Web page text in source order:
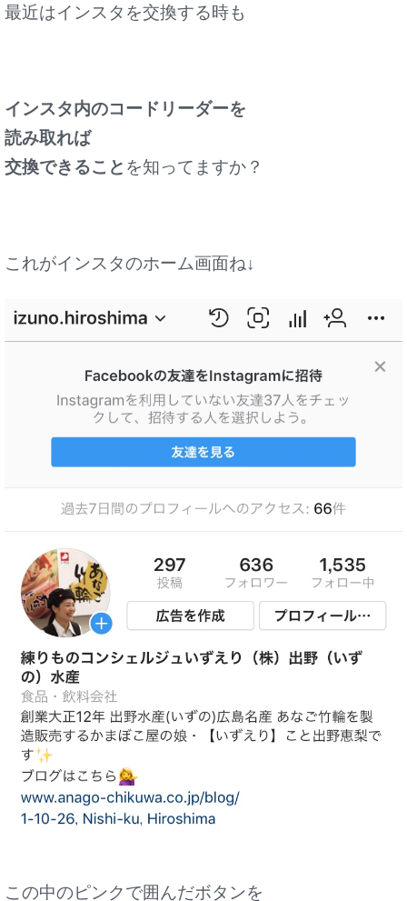
最近はインスタを交換する時も
インスタ内のコードリーダーを
読み取れば
交換できること を知ってますか？
これがインスタのホーム画面ね↓
この中のピンクで囲んだボタンを